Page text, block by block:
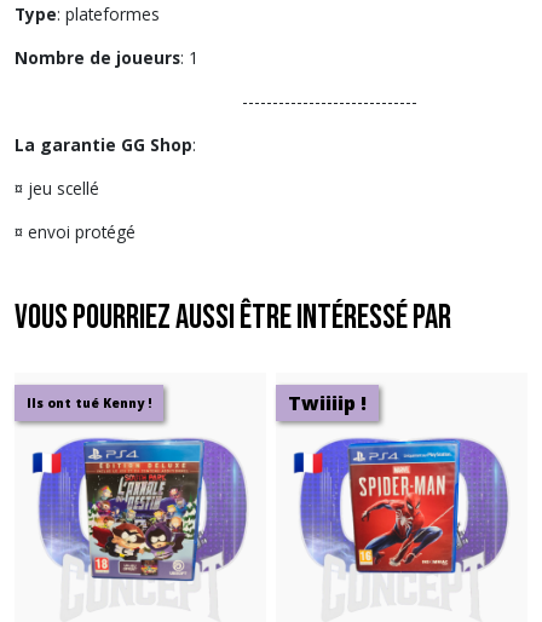
Type: plateformes
Nombre de joueurs: 1
-----------------------------
La garantie GG Shop:
¤ jeu scellé
¤ envoi protégé
Vous pourriez aussi être intéressé par
Ils ont tué Kenny ! Twiiiip !